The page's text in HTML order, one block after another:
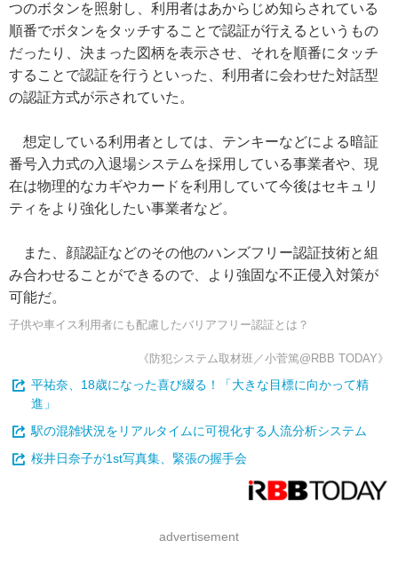
つのボタンを照射し、利用者はあからじめ知らされている
順番でボタンをタッチすることで認証が行えるというもの
だったり、決まった図柄を表示させ、それを順番にタッチ
することで認証を行うといった、利用者に会わせた対話型
の認証方式が示されていた。
想定している利用者としては、テンキーなどによる暗証
番号入力式の入退場システムを採用している事業者や、現
在は物理的なカギやカードを利用していて今後はセキュリ
ティをより強化したい事業者など。
また、顔認証などのその他のハンズフリー認証技術と組
み合わせることができるので、より強固な不正侵入対策が
可能だ。
子供や車イス利用者にも配慮したバリアフリー認証とは？
《防犯システム取材班／小菅篤@RBB TODAY》
平祐奈、18歳になった喜び綴る！「大きな目標に向かって精
進」
駅の混雑状況をリアルタイムに可視化する人流分析システム
桜井日奈子が1st写真集、緊張の握手会
advertisement